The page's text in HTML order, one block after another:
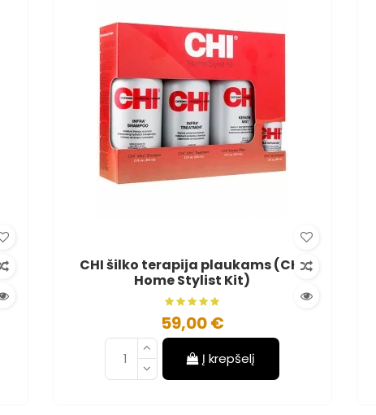
CHI šilko terapija plaukams (CHI
Home Stylist Kit)
59,00 €
Į krepšelį